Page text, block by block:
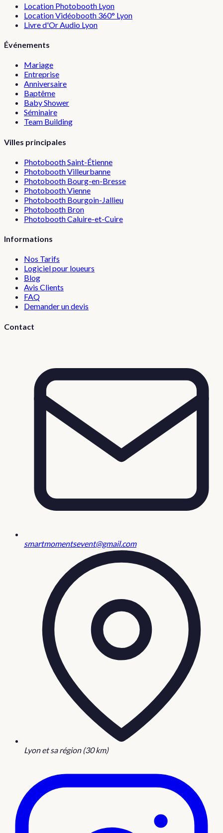
Location Photobooth Lyon
Location Vidéobooth 360° Lyon
Livre d'Or Audio Lyon
Événements
Mariage
Entreprise
Anniversaire
Baptême
Baby Shower
Séminaire
Team Building
Villes principales
PhotoboothSaint-Étienne
PhotoboothVilleurbanne
Photobooth Bourg-en-Bresse
PhotoboothVienne
Photobooth Bourgoin-Jallieu
Photobooth Bron
PhotoboothCaluire-et-Cuire
Informations
Nos Tarifs
Logiciel pour loueurs
Blog
Avis Clients
FAQ
Demander un devis
Contact
smartmomentsevent@gmail.com
Lyon et sa région (30 km)